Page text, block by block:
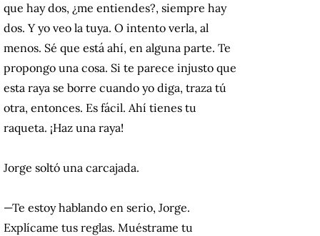
que hay dos, ¿me entiendes?, siempre hay
dos. Y yo veo la tuya. O intento verla, al
menos. Sé que está ahí, en alguna parte. Te
propongo una cosa. Si te parece injusto que
esta raya se borre cuando yo diga, traza tú
otra, entonces. Es fácil. Ahí tienes tu
raqueta. ¡Haz una raya!
Jorge soltó una carcajada.
—Te estoy hablando en serio, Jorge.
Explícame tus reglas. Muéstrame tu